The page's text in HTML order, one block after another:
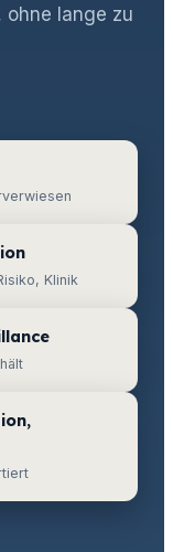
ohne lange zu
Klinik